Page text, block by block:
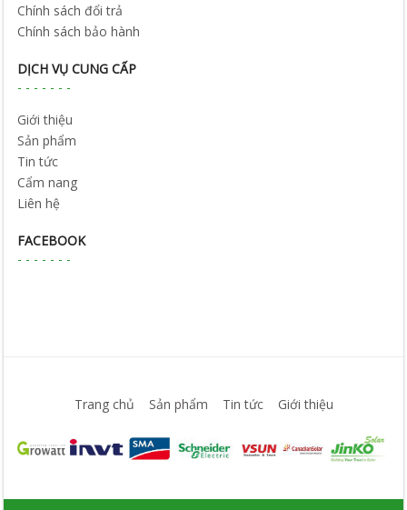
Chính sách đổi trả
Chính sách bảo hành
DỊCH VỤ CUNG CẤP
Giới thiệu
Sản phẩm
Tin tức
Cẩm nang
Liên hệ
FACEBOOK
Trang chủ Sản phẩm Tin tức Giới thiệu